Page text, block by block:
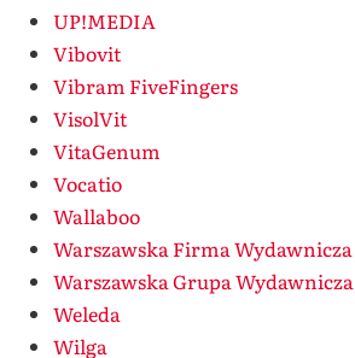
UP!MEDIA
Vibovit
Vibram FiveFingers
VisolVit
VitaGenum
Vocatio
Wallaboo
Warszawska Firma Wydawnicza
Warszawska Grupa Wydawnicza
Weleda
Wilga